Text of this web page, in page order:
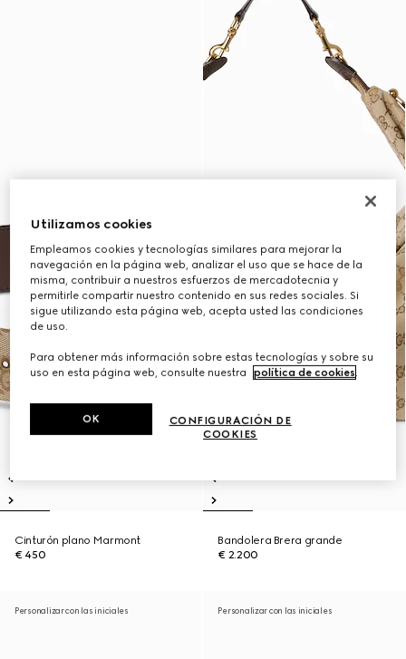
Cinturón plano Marmont
€ 450
Bandolera Brera grande
€ 2.200
Personalizar con las iniciales Personalizar con las iniciales
Utilizamos cookies
Empleamos cookies y tecnologías similares para mejorar la
navegación en la página web, analizar el uso que se hace de la
misma, contribuir a nuestros esfuerzos de mercadotecnia y
permitirle compartir nuestro contenido en sus redes sociales. Si
sigue utilizando esta página web, acepta usted las condiciones
de uso.
Para obtener más información sobre estas tecnologías y sobre su
uso en esta página web, consulte nuestra
política de cookies.
CONFIGURACIÓN DE
COOKIES
OK